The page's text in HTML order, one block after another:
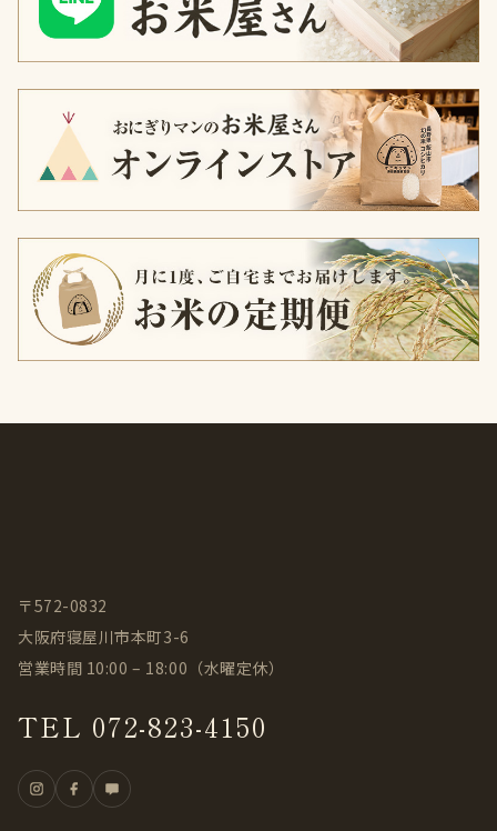
〒572-0832
大阪府寝屋川市本町3-6
営業時間 10:00 – 18:00（水曜定休）
TEL 072-823-4150